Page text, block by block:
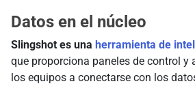
Datos en el núcleo
Slingshot es una herramienta de
que proporciona paneles de control y
los equipos a conectarse con los